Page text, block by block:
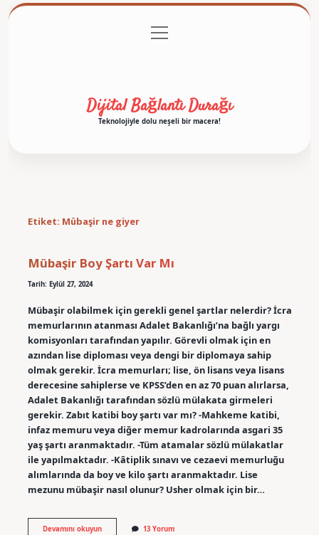
Gizlilik Politikası
menüyü
aç
Dijital Bağlantı Durağı
Teknolojiyle dolu neşeli bir macera!
Etiket: Mübaşir ne giyer
Mübaşir Boy Şartı Var Mı
Tarih: Eylül 27, 2024
Mübaşir olabilmek için gerekli genel şartlar nelerdir? İcra
memurlarının atanması Adalet Bakanlığı’na bağlı yargı
komisyonları tarafından yapılır. Görevli olmak için en
azından lise diploması veya dengi bir diplomaya sahip
olmak gerekir. İcra memurları; lise, ön lisans veya lisans
derecesine sahiplerse ve KPSS’den en az 70 puan alırlarsa,
Adalet Bakanlığı tarafından sözlü mülakata girmeleri
gerekir. Zabıt katibi boy şartı var mı? -Mahkeme katibi,
infaz memuru veya diğer memur kadrolarında asgari 35
yaş şartı aranmaktadır. -Tüm atamalar sözlü mülakatlar
ile yapılmaktadır. -Kâtiplik sınavı ve cezaevi memurluğu
alımlarında da boy ve kilo şartı aranmaktadır. Lise
mezunu mübaşir nasıl olunur? Usher olmak için bir…
Devamını okuyunMübaşir
13 Yorum